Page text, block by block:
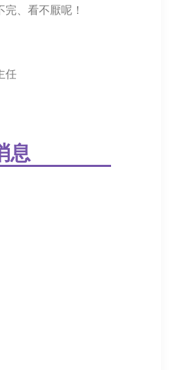
完、看不厭呢！
任
息